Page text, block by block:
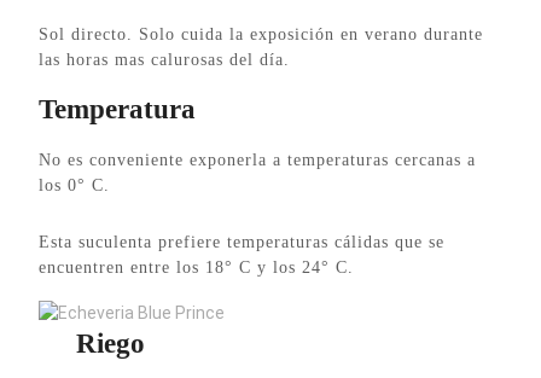
Sol directo. Solo cuida la exposición en verano durante
las horas mas calurosas del día.
Temperatura
No es conveniente exponerla a temperaturas cercanas a
los 0° C.
Esta suculenta prefiere temperaturas cálidas que se
encuentren entre los 18° C y los 24° C.
Riego